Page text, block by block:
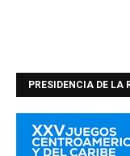
PRESIDENCIA DE LA